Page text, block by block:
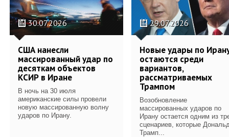
30.07.2026
США нанесли
массированный удар по
десяткам объектов
КСИР в Иране
В ночь на 30 июля
американские силы провели
новую массированную волну
ударов по Ирану.
29.07.2026
Новые удары по
остаются среди
вариантов,
рассматриваемых
Трампом
Возобновление
массированных ударов по
Ирану остается одним из
сценариев, которые
Трамп...